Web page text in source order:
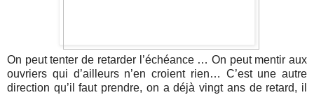
On peut tenter de retarder l’échéance … On peut mentir aux
ouvriers qui d’ailleurs n’en croient rien… C’est une autre
direction qu’il faut prendre, on a déjà vingt ans de retard, il